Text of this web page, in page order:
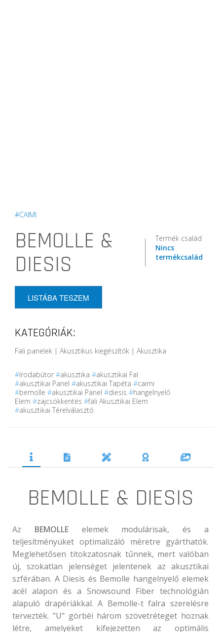
#CAIMI
BEMOLLE &
DIESIS
Termék család
Nincs
termékcsalád
LISTÁBA TESZEM
KATEGÓRIÁK:
Fali panelek | Akusztikus kiegészítők | Akusztika
#Irodabútor #akusztika #akusztikai Fal
#akusztikai Panel #akusztikai Tapéta #caimi
#bemolle #akusztikai Panel #diesis #hangelnyelő
Elem #zajcsökkentés #fali Akusztikai Elem
#akusztikai Térelválasztó
BEMOLLE & DIESIS
Az BEMOLLEelemek modulárisak, és a
teljesítményüket optimalizáló méretre gyárthatók.
Meglehetősen titokzatosnak tűnnek, mert valóban
új, szokatlan jelenséget jelentenek az akusztikai
szférában. A Diesis és Bemolle hangelnyelő elemek
acél alapon és a Snowsound Fiber technológián
alapuló drapériákkal. A Bemolle-t falra szerelésre
tervezték. "U" görbéi három szövetréteget hoznak
létre, amelyeket kifejezetten az optimális